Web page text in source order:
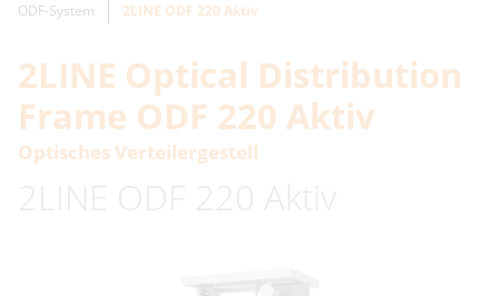
ODF-System 2LINE ODF 220 Aktiv
2LINE Optical Distribution
Frame ODF 220 Aktiv
Optisches Verteilergestell